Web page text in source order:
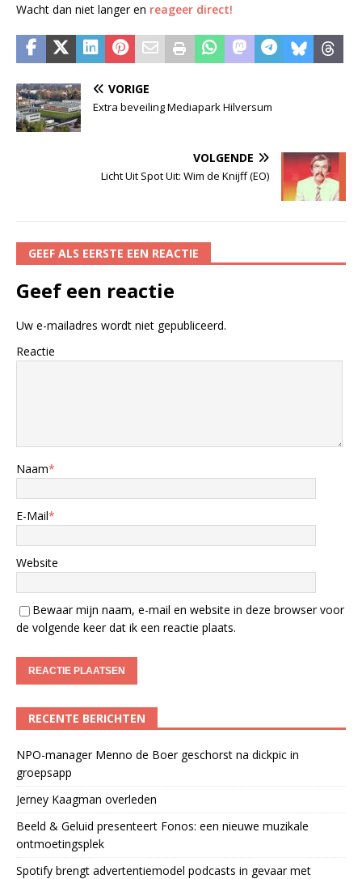
Wacht dan niet langer en reageer direct!
VORIGE
Extra beveiling Mediapark Hilversum
VOLGENDE
Licht Uit Spot Uit: Wim de Knijff (EO)
GEEF ALS EERSTE EEN REACTIE
Geef een reactie
Uw e-mailadres wordt niet gepubliceerd.
Reactie
Naam*
E-Mail*
Website
Bewaar mijn naam, e-mail en website in deze browser voor
de volgende keer dat ik een reactie plaats.
RECENTE BERICHTEN
NPO-manager Menno de Boer geschorst na dickpic in
groepsapp
Jerney Kaagman overleden
Beeld & Geluid presenteert Fonos: een nieuwe muzikale
ontmoetingsplek
Spotify brengt advertentiemodel podcasts in gevaar met